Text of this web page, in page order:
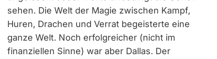
sehen. Die Welt der Magie zwischen Kampf,
Huren, Drachen und Verrat begeisterte eine
ganze Welt. Noch erfolgreicher (nicht im
finanziellen Sinne) war aber Dallas. Der